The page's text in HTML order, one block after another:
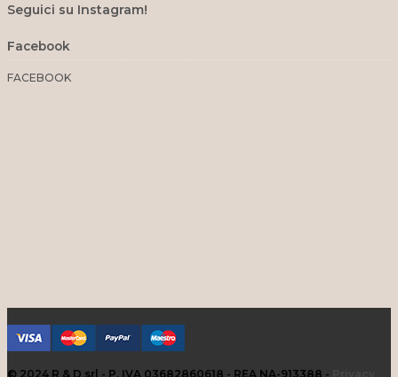
Seguici su Instagram!
Facebook
FACEBOOK
© 2024 R & D srl - P. IVA 03682860618 - REA NA-913388 -